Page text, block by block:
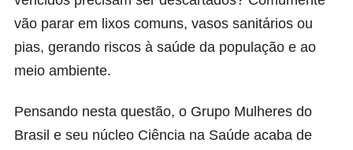
vão parar em lixos comuns, vasos sanitários ou
pias, gerando riscos à saúde da população e ao
meio ambiente.
Pensando nesta questão, o Grupo Mulheres do
Brasil e seu núcleo Ciência na Saúde acaba de